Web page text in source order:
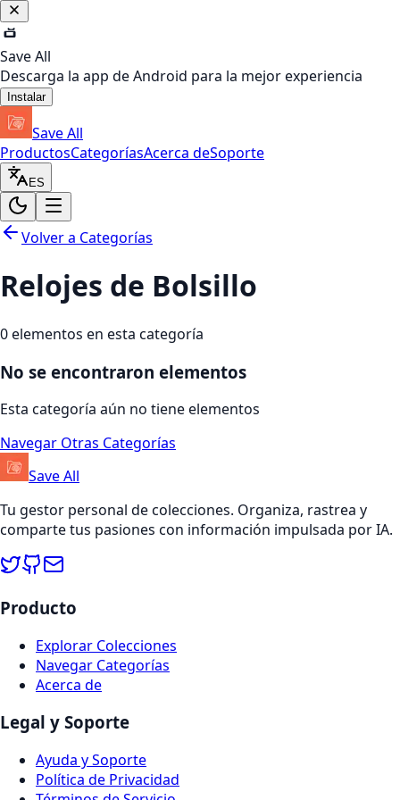
Save All
Descarga la app de Android para la mejor experiencia
Instalar
Save All
ProductosCategoríasAcerca deSoporte
ES
Volver a Categorías
Relojes de Bolsillo
0elementos en esta categoría
No se encontraron elementos
Esta categoría aún no tiene elementos
Navegar Otras Categorías
Save All
Tu gestor personal de colecciones. Organiza, rastrea y
comparte tus pasiones con información impulsada por IA.
Producto
Explorar Colecciones
Navegar Categorías
Acerca de
Legal y Soporte
Ayuda y Soporte
Política de Privacidad